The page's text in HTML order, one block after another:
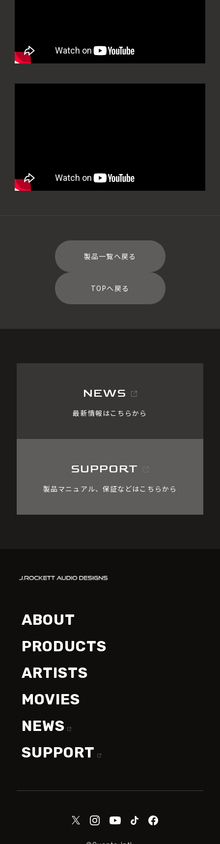
製品一覧へ戻る
TOPへ戻る
NEWS
最新情報はこちらから
SUPPORT
製品マニュアル、保証などはこちらから
ABOUT
PRODUCTS
ARTISTS
MOVIES
NEWS
SUPPORT
©Quanta Intl.